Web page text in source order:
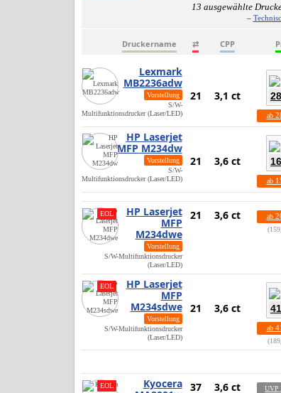
13 ausgewählte
–
Druckername ⇄ CPP
Lexmark
MB2236adw
Vorstellung
S/W-
Multifunktionsdrucker (Laser/LED)
21 3,1 ct
ab
HP Laserjet
MFP M234dw
Vorstellung
S/W-
Multifunktionsdrucker (Laser/LED)
21 3,6 ct
ab
EOL
HP Laserjet
MFP
M234dwe
Vorstellung
S/W-Multifunktionsdrucker
(Laser/LED)
21 3,6 ct ab
EOL
HP Laserjet
MFP
M234sdwe
Vorstellung
S/W-Multifunktionsdrucker
(Laser/LED)
21 3,6 ct
ab
EOL
Kyocera
37 3,6 ct UVP